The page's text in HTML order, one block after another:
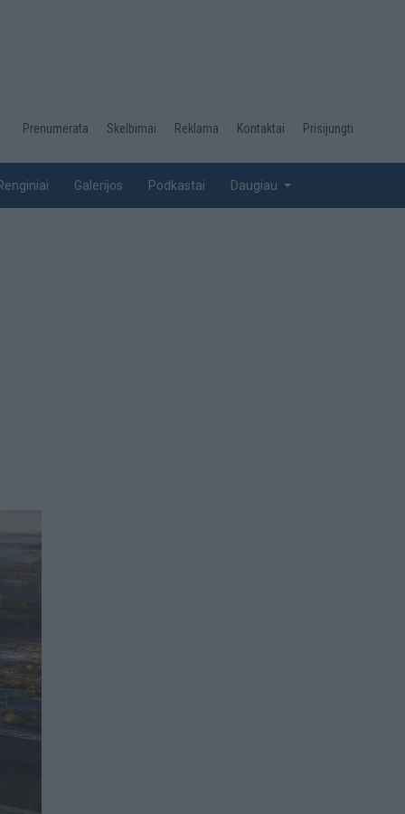
Desktop
top
Prenumerata Skelbimai Reklama Kontaktai Prisijungti
Galerijos Podkastai Daugiau